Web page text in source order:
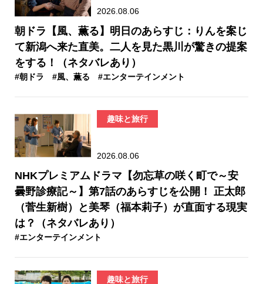
2026.08.06
朝ドラ【風、薫る】明日のあらすじ：​りんを案じ
て新潟へ来た直美。二人を見た黒川が驚きの提案
をする！（ネタバレあり）
#朝ドラ #風、薫る #エンターテインメント
趣味と旅行
2026.08.06
NHKプレミアムドラマ【勿忘草の咲く町で～安
曇野診療記～】第7話のあらすじを公開！ 正太郎
（菅生新樹）と美琴（福本莉子）が直面する現実
は？（ネタバレあり）
#エンターテインメント
趣味と旅行